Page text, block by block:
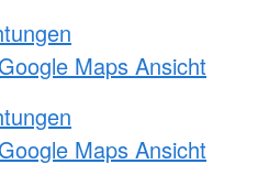
Maps Ansicht
Maps Ansicht